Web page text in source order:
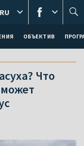
ОБЪЕКТИВ
RU
Что
может